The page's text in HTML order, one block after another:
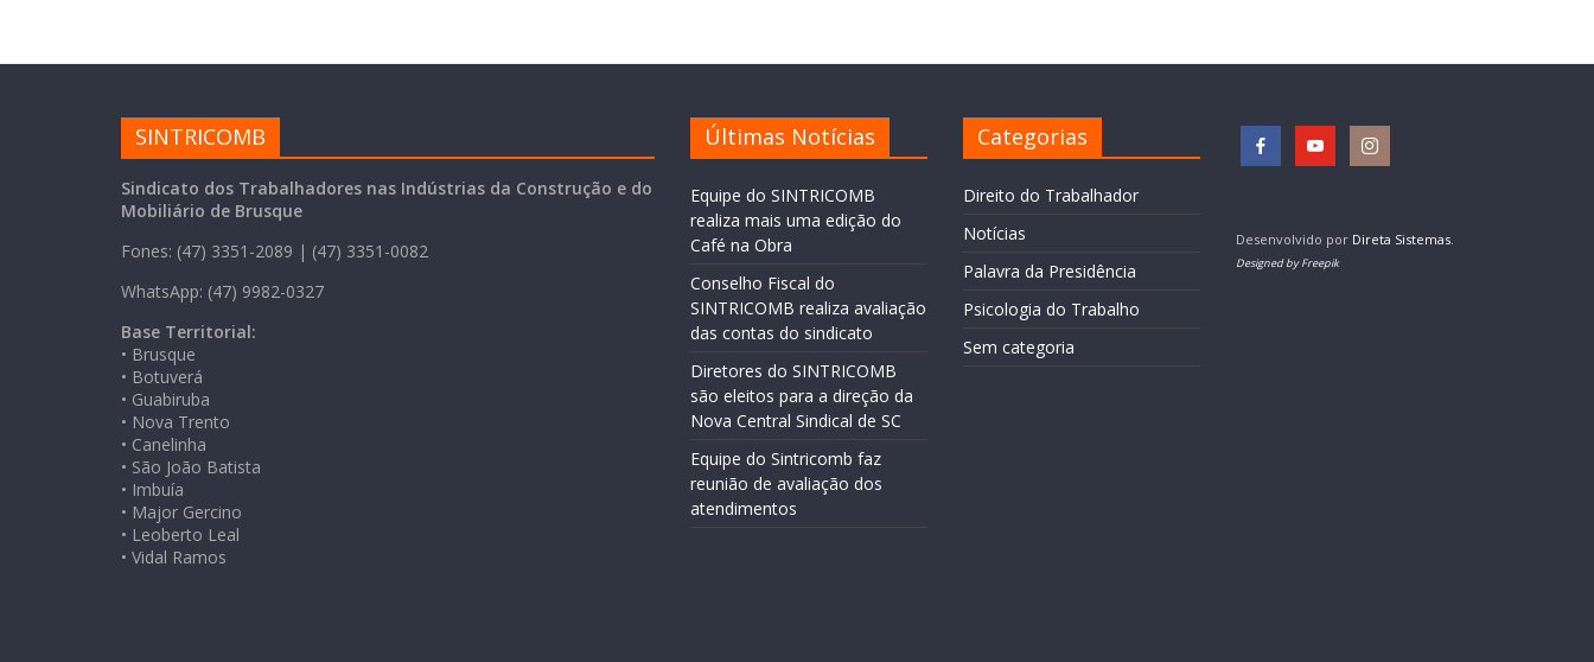
SINTRICOMB
Sindicato dos Trabalhadores nas Indústrias da Construção e do
Mobiliário de Brusque
Fones: (47) 3351-2089 | (47) 3351-0082
WhatsApp: (47) 9982-0327
Base Territorial:
• Brusque
• Botuverá
• Guabiruba
• Nova Trento
• Canelinha
• São João Batista
• Imbuía
• Major Gercino
• Leoberto Leal
• Vidal Ramos
Últimas Notícias
Equipe do SINTRICOMB
realiza mais uma edição do
Café na Obra
Conselho Fiscal do
SINTRICOMB realiza avaliação
das contas do sindicato
Diretores do SINTRICOMB
são eleitos para a direção da
Nova Central Sindical de SC
Equipe do Sintricomb faz
reunião de avaliação dos
atendimentos
Categorias
Direito do Trabalhador
Notícias
Palavra da Presidência
Psicologia do Trabalho
Sem categoria
Desenvolvido por Direta Sistemas
Designed by Freepik